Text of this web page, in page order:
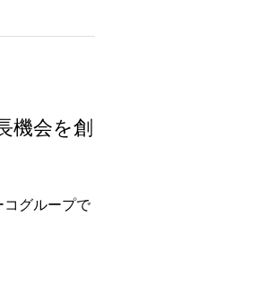
機会を創
コグループで